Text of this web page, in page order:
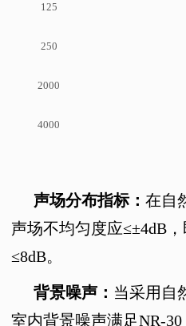
125
250
2000
4000
声场分布指标： 在自
声场不均匀度应≤±4dB，
≤8dB。
背景噪声： 当采用自
室内背景噪声满足NR-30